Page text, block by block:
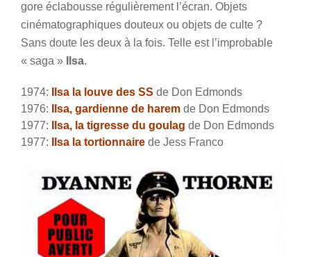
gore éclabousse régulièrement l’écran. Objets
cinématographiques douteux ou objets de culte ?
Sans doute les deux à la fois. Telle est l’improbable
« saga »
Ilsa.
1974: Ilsa la louve des SS de Don Edmonds
1976:
Ilsa, gardienne de harem de Don Edmonds
1977:
Ilsa, la tigresse du goulag de Don Edmonds
1977:
Ilsa la tortionnaire de Jess Franco